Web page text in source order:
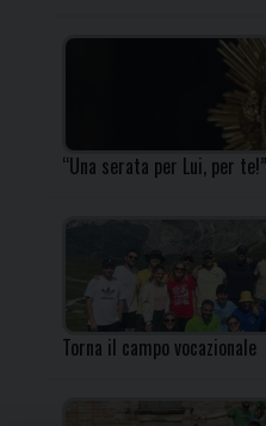
“Una serata per Lui, per te!”
Torna il campo vocazionale